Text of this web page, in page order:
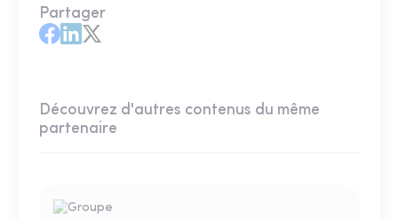
Partager
Découvrez d'autres contenus du même
partenaire